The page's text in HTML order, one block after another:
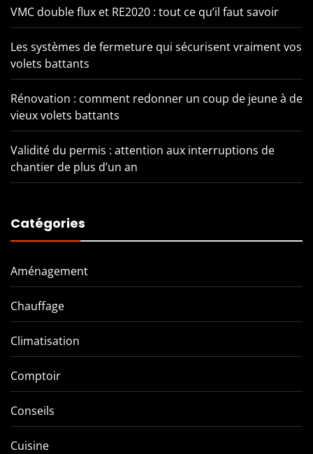
VMC double flux et RE2020 : tout ce qu’il faut savoir
Les systèmes de fermeture qui sécurisent vraiment vos
volets battants
Rénovation : comment redonner un coup de jeune à de
vieux volets battants
Validité du permis : attention aux interruptions de
chantier de plus d’un an
Catégories
Aménagement
Chauffage
Climatisation
Comptoir
Conseils
Cuisine